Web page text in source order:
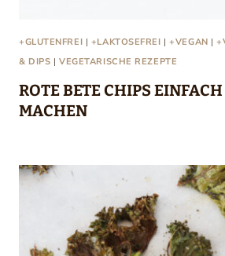
+GLUTENFREI | +LAKTOSEFREI |+VEGAN |
& DIPS |VEGETARISCHE REZEPTE
ROTE BETE CHIPS
MACHEN